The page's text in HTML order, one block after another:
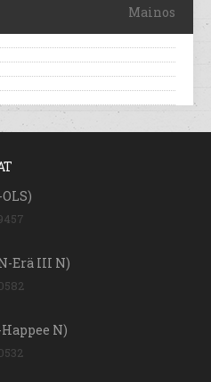
Mainos
N-Erä III N)
Happee N)